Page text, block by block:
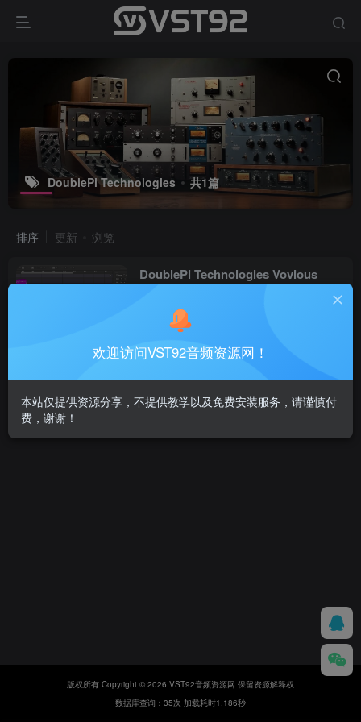
DoublePi Technologies 共1篇
排序 更新 浏览
DoublePi Technologies Vovious
VST插件
4个月前
版权所有 Copyright © 2026 VST92音频资源网 保留资源解释权
数据库查询：35次 加载耗时1.186秒
欢迎访问VST92音频资源网！
本站仅提供资源分享，不提供教学以及免费安装服务，请谨慎付
费，谢谢！